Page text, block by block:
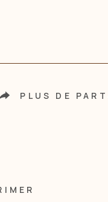
PLUS DE